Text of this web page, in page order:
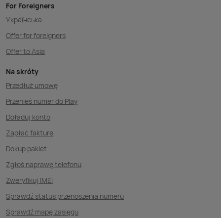
For Foreigners
Українська
Offer for foreigners
Offer to Asia
Na skróty
Przedłuż umowę
Przenieś numer do Play
Doładuj konto
Zapłać fakturę
Dokup pakiet
Zgłoś naprawę telefonu
Zweryfikuj IMEI
Sprawdź status przenoszenia numeru
Sprawdź mapę zasięgu